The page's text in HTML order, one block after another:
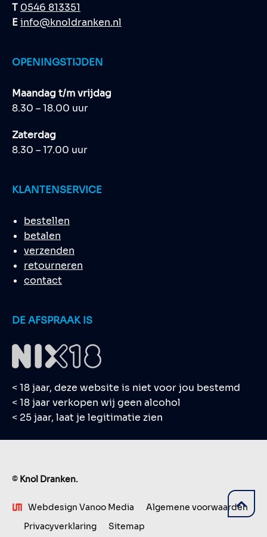
T 0546 813351
Einfo@knoldranken.nl
OPENINGSTIJDEN
Maandag t/m vrijdag
8.30 – 18.00 uur
Zaterdag
8.30 – 17.00 uur
KLANTENSERVICE
bestellen
betalen
verzenden
retourneren
contact
DE AFSPRAAK IS
< 18 jaar, deze website is niet voor jou bestemd
< 18 jaar verkopen wij geen alcohol
< 25 jaar, laat je legitimatie zien
© Knol Dranken.
Webdesign Vanoo Media
Algemene voorwaarden
Privacyverklaring
Sitemap